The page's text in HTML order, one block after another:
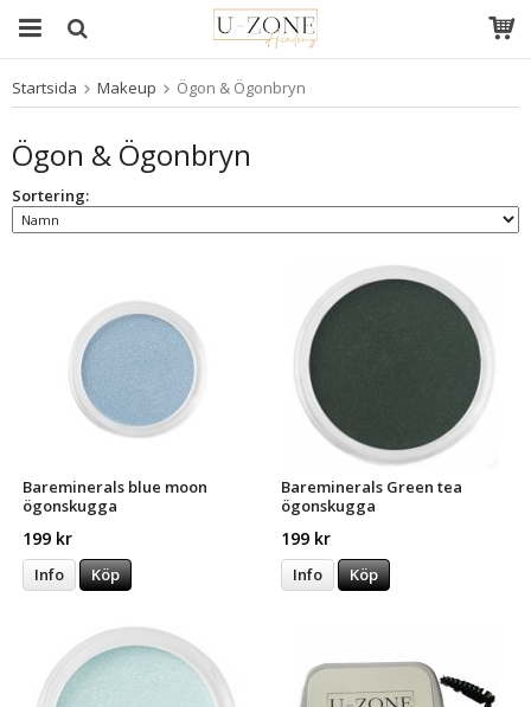
Produkten har blivit tillagd i varukorgen
Startsida Makeup Ögon & Ögonbryn
Ögon & Ögonbryn
Sortering:
Bareminerals blue moon
ögonskugga
199 kr
Info Köp
Bareminerals Green tea
ögonskugga
199 kr
Info Köp